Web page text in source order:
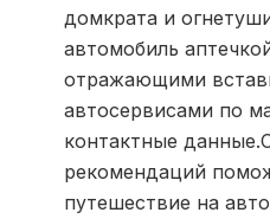
домкрата и
автомобиль
отражающими
автосервисами по
контактные
рекомендаций
путешествие на